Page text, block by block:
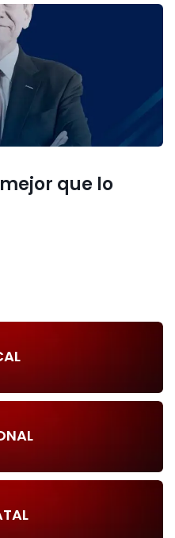
que lo